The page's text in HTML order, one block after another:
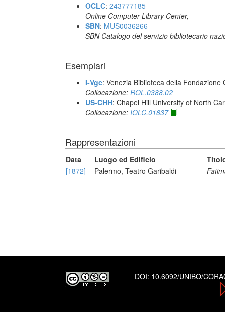
OCLC: 243777185
Online Computer Library Center,
SBN: MUS0036266
SBN Catalogo del servizio bibliotecario
Esemplari
I-Vgc: Venezia Biblioteca della Fondazione
Collocazione: ROL.0388.02
US-CHH: Chapel Hill University of North
Collocazione: IOLC.01837
Rappresentazioni
Data Luogo ed Edificio
[1872]
Palermo, Teatro Garibaldi
DOI: 10.6092/UNIBO/